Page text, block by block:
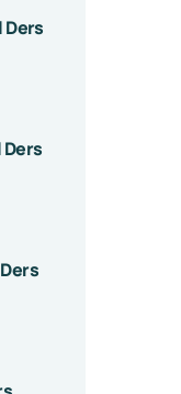
Ders